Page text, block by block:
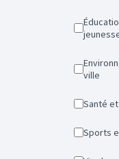
Éducation, enfance et
Environnement et nature en
ville
Santé
Sports